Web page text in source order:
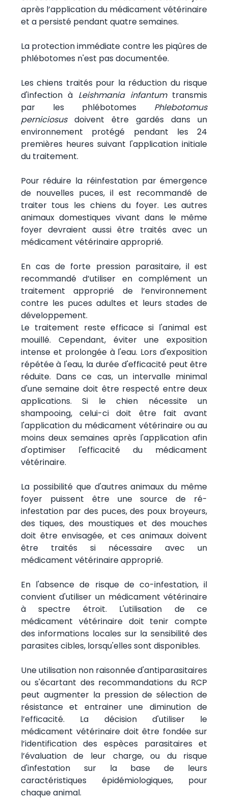
après l’application du médicament vétérinaire
et a persisté pendant quatre semaines.
La protection immédiate contre les piqûres de
phlébotomes n'est pas documentée.
Les chiens traités pour la réduction du risque
d'infection à Leishmania infantumtransmis
par les phlébotomes Phlebotomus
perniciosusdoivent être gardés dans un
environnement protégé pendant les 24
premières heures suivant l'application initiale
du traitement.
Pour réduire la réinfestation par émergence
de nouvelles puces, il est recommandé de
traiter tous les chiens du foyer. Les autres
animaux domestiques vivant dans le même
foyer devraient aussi être traités avec un
médicament vétérinaire approprié.
En cas de forte pression parasitaire, il est
recommandé d’utiliser en complément un
traitement approprié de l’environnement
contre les puces adultes et leurs stades de
développement.
Le traitement reste efficace si l'animal est
mouillé. Cependant, éviter une exposition
intense et prolongée à l'eau. Lors d'exposition
répétée à l'eau, la durée d'efficacité peut être
réduite. Dans ce cas, un intervalle minimal
d'une semaine doit être respecté entre deux
applications. Si le chien nécessite un
shampooing, celui-ci doit être fait avant
l'application du médicament vétérinaire ou au
moins deux semaines après l'application afin
d'optimiser l'efficacité du médicament
vétérinaire.
La possibilité que d'autres animaux du même
foyer puissent être une source de ré-
infestation par des puces, des poux broyeurs,
des tiques, des moustiques et des mouches
doit être envisagée, et ces animaux doivent
être traités si nécessaire avec un
médicament vétérinaire approprié.
En l'absence de risque de co-infestation, il
convient d'utiliser un médicament vétérinaire
à spectre étroit. L'utilisation de ce
médicament vétérinaire doit tenir compte
des informations locales sur la sensibilité des
parasites cibles, lorsqu'elles sont disponibles.
Une utilisation non raisonnée d'antiparasitaires
ou s'écartant des recommandations du RCP
peut augmenter la pression de sélection de
résistance et entrainer une diminution de
l’efficacité. La décision d'utiliser le
médicament vétérinaire doit être fondée sur
l’identification des espèces parasitaires et
l’évaluation de leur charge, ou du risque
d'infestation sur la base de leurs
caractéristiques épidémiologiques, pour
chaque animal.